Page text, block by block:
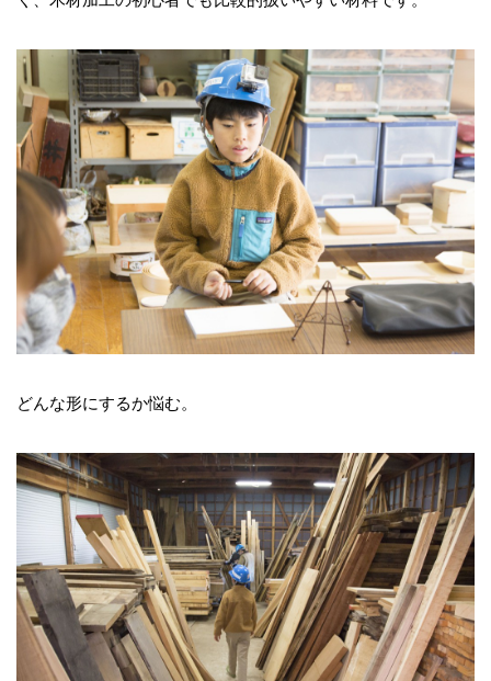
どんな形にするか悩む。